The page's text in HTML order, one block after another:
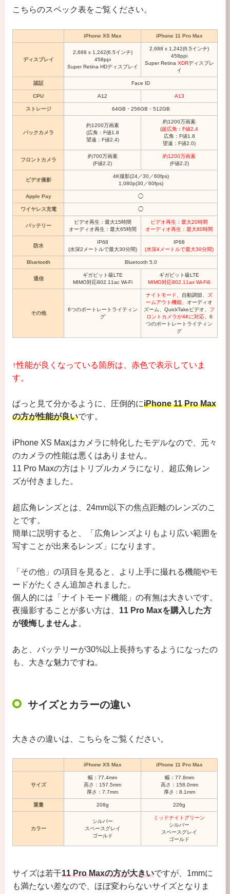
こちらのスペック表をご覧ください。
iPhone XS Max iPhone 11 Pro Max
ディスプレイ
2,688 x 1,242(6.5インチ)
458ppi
Super Retina HDディスプレイ
2,688 x 1,242(6.5インチ)
458ppi
Super Retina XDRディスプレ
イ
認証 Face ID
CPU A12 A13
ストレージ 64GB・256GB・512GB
バックカメラ
約1200万画素
(広角：F値1.8
望遠：F値2.4)
約1200万画素
(超広角：F値2.4
広角：F値1.8
望遠：F値2.0)
フロントカメラ
約700万画素
(F値2.2)
約1200万画素
(F値2.2)
ビデオ撮影
4K撮影(24／30／60fps)
1,080p(30／60fps)
Apple Pay ◯
ワイヤレス充電 ◯
バッテリー
ビデオ再生：最大15時間
オーディオ再生：最大65時間
ビデオ再生：最大20時間
オーディオ再生：最大80時間
防水
IP68
(水深2メートルで最大30分間)
IP68
(水深4 メートルで最大30分間)
Bluetooth Bluetooth 5.0
通信
ギガビット級LTE
MIMO対応802.11ac Wi‑Fi
ギガビット級LTE
MIMO対応802.11ax Wi‑Fi6
その他
6つのポートレートライティン
グ
ナイトモード 、自動調節、 ズ
ームアウト機能 、オーディオ
ズーム、QuickTakeビデオ、 フ
ロントカメラが4Kに対応、6
つのポートレートライティン
グ
↑性能が良くなっている箇所は、赤色で表示していま
す。
ぱっと見て分かるように、圧倒的にiPhone 11 Pro Max
の方が性能が良いです。
iPhone XS Maxはカメラに特化したモデルなので、元々
のカメラの性能は悪くはありません。
11 Pro Maxの方はトリプルカメラになり、超広角レン
ズが付きました。
超広角レンズとは、24mm以下の焦点距離のレンズのこ
とです。
簡単に説明すると、「広角レンズよりもより広い範囲を
写すことが出来るレンズ」になります。
「その他」の項目を見ると、より上手に撮れる機能やモ
ードがたくさん追加されました。
個人的には「ナイトモード機能」の有無は大きいです。
夜撮影することが多い方は、 11 Pro Maxを購入した方
が後悔しませんよ 。
あと、バッテリーが30%以上長持ちするようになったの
も、大きな魅力ですね。
サイズとカラーの違い
大きさの違いは、こちらをご覧ください。
iPhone XS Max iPhone 11 Pro Max
サイズ
幅：77.4mm
高さ：157.5mm
厚さ：7.7mm
幅：77.8mm
高さ：158.0mm
厚さ：8.1mm
重量 208g 226g
カラー
シルバー
スペースグレイ
ゴールド
ミッドナイトグリーン
シルバー
スペースグレイ
ゴールド
サイズは若干11 Pro Maxの方が大きいですが、1mmに
も満たない差なので、ほぼ変わらないサイズとなりま